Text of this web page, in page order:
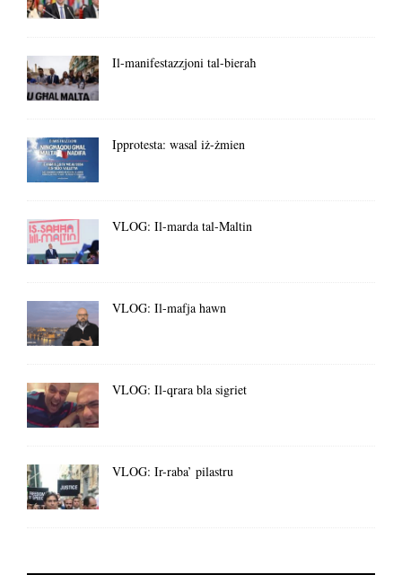
Il-manifestazzjoni tal-bieraħ
Ipprotesta: wasal iż-żmien
VLOG: Il-marda tal-Maltin
VLOG: Il-mafja hawn
VLOG: Il-qrara bla sigriet
VLOG: Ir-raba’ pilastru